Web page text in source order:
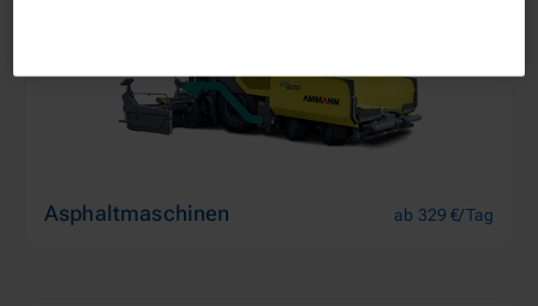
Asphaltmaschinen ab 329 €/Tag